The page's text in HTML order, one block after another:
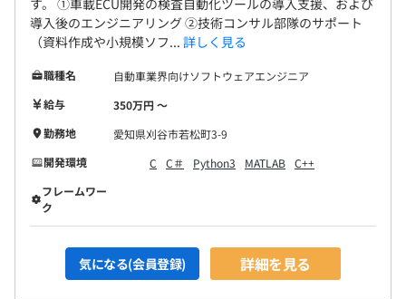
導入後のエンジニアリング ②技術コンサル部隊のサポート
（資料作成や小規模ソフ... 詳しく見る
職種名
自動車業界向けソフトウェアエンジニア
給与
350万円 〜
勤務地
愛知県刈谷市若松町3-9
開発環境
C C＃ Python3 MATLAB C++
フレームワー
ク
気になる(会員登録) 詳細を見る